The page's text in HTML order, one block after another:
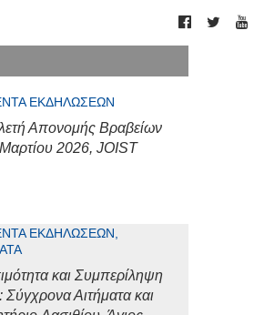
ΕΚΔΗΛΏΣΕΩΝ
Απονομής Βραβείων
2026, JOIST
ΕΚΔΗΛΏΣΕΩΝ,
και Συμπερίληψη
Αιτήματα και